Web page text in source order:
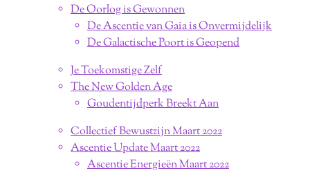
De Oorlog is Gewonnen
De Ascentie van Gaia is Onvermijdelijk
De Galactische Poort is Geopend
Je Toekomstige Zelf
The New Golden Age
Goudentijdperk Breekt Aan
Collectief Bewustzijn Maart 2022
Ascentie Update Maart 2022
Ascentie Energieën Maart 2022